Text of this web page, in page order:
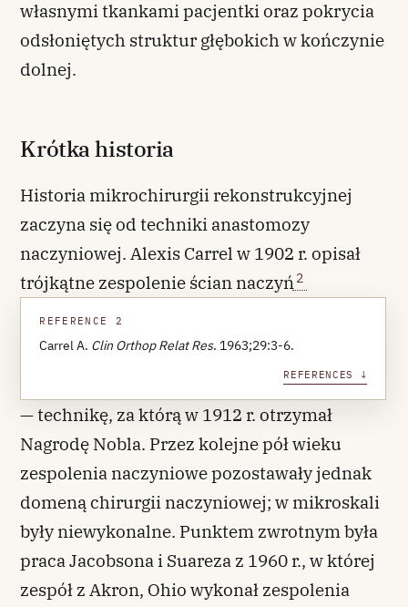
własnymi tkankami pacjentki oraz pokrycia
odsłoniętych struktur głębokich w kończynie
dolnej.
Krótka historia
Historia mikrochirurgii rekonstrukcyjnej
zaczyna się od techniki anastomozy
naczyniowej. Alexis Carrel w 1902 r. opisał
trójkątne zespolenie ścian naczyń2
REFERENCE 2
Carrel A. Clin Orthop Relat Res. 1963;29:3-6.
REFERENCES ↓
— technikę, za którą w 1912 r. otrzymał
Nagrodę Nobla. Przez kolejne pół wieku
zespolenia naczyniowe pozostawały jednak
domeną chirurgii naczyniowej; w mikroskali
były niewykonalne. Punktem zwrotnym była
praca Jacobsona i Suareza z 1960 r., w której
zespół z Akron, Ohio wykonał zespolenia